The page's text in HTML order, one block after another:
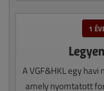
1
A VGF&HKL egy
amely nyomtatott